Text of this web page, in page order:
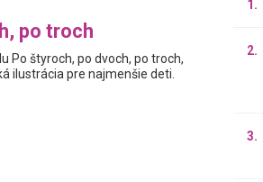
po troch
Po štyroch, po dvoch, po troch,
ilustrácia pre najmenšie deti.
1.
2.
3.